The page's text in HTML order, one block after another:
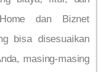
dan Biznet
bisa disesuaikan
masing-masing